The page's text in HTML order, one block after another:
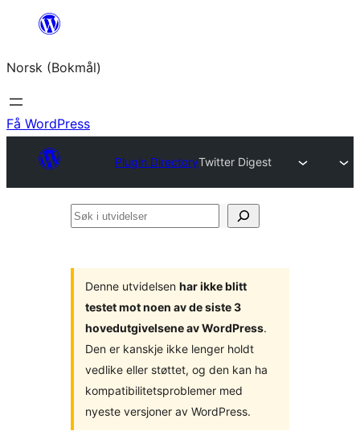
Hopp
innhold
Norsk (Bokmål)
Få WordPress
Plugin DirectoryTwitter Digest
Søk
Denne utvidelsen har ikke blitt
testet mot noen av de siste 3
hovedutgivelsene av WordPress.
Den er kanskje ikke lenger holdt
vedlike eller støttet, og den kan ha
kompatibilitetsproblemer med
nyeste versjoner av WordPress.